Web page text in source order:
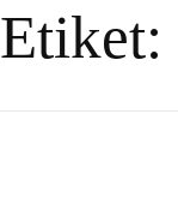
Etiket: